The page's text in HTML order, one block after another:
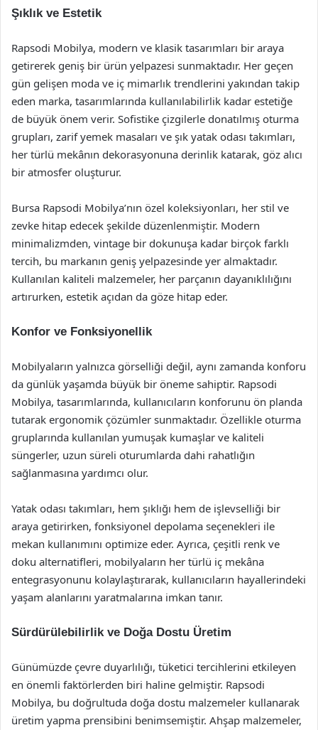
Şıklık ve Estetik
Rapsodi Mobilya, modern ve klasik tasarımları bir araya
getirerek geniş bir ürün yelpazesi sunmaktadır. Her geçen
gün gelişen moda ve iç mimarlık trendlerini yakından takip
eden marka, tasarımlarında kullanılabilirlik kadar estetiğe
de büyük önem verir. Sofistike çizgilerle donatılmış oturma
grupları, zarif yemek masaları ve şık yatak odası takımları,
her türlü mekânın dekorasyonuna derinlik katarak, göz alıcı
bir atmosfer oluşturur.
Bursa Rapsodi Mobilya’nın özel koleksiyonları, her stil ve
zevke hitap edecek şekilde düzenlenmiştir. Modern
minimalizmden, vintage bir dokunuşa kadar birçok farklı
tercih, bu markanın geniş yelpazesinde yer almaktadır.
Kullanılan kaliteli malzemeler, her parçanın dayanıklılığını
artırurken, estetik açıdan da göze hitap eder.
Konfor ve Fonksiyonellik
Mobilyaların yalnızca görselliği değil, aynı zamanda konforu
da günlük yaşamda büyük bir öneme sahiptir. Rapsodi
Mobilya, tasarımlarında, kullanıcıların konforunu ön planda
tutarak ergonomik çözümler sunmaktadır. Özellikle oturma
gruplarında kullanılan yumuşak kumaşlar ve kaliteli
süngerler, uzun süreli oturumlarda dahi rahatlığın
sağlanmasına yardımcı olur.
Yatak odası takımları, hem şıklığı hem de işlevselliği bir
araya getirirken, fonksiyonel depolama seçenekleri ile
mekan kullanımını optimize eder. Ayrıca, çeşitli renk ve
doku alternatifleri, mobilyaların her türlü iç mekâna
entegrasyonunu kolaylaştırarak, kullanıcıların hayallerindeki
yaşam alanlarını yaratmalarına imkan tanır.
Sürdürülebilirlik ve Doğa Dostu Üretim
Günümüzde çevre duyarlılığı, tüketici tercihlerini etkileyen
en önemli faktörlerden biri haline gelmiştir. Rapsodi
Mobilya, bu doğrultuda doğa dostu malzemeler kullanarak
üretim yapma prensibini benimsemiştir. Ahşap malzemeler,